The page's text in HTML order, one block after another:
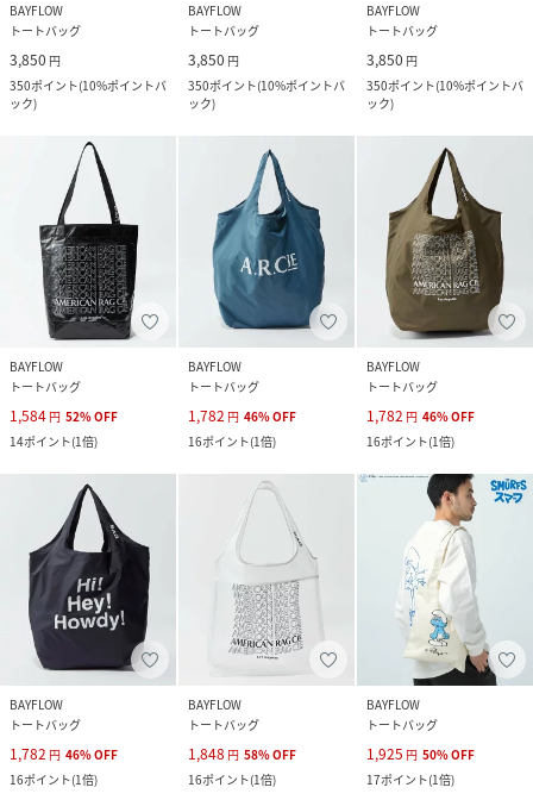
BAYFLOW
トートバッグ
3,850 円
350ポイント(10%ポイントバ
ック)
BAYFLOW
トートバッグ
3,850 円
350ポイント(10%ポイントバ
ック)
BAYFLOW
トートバッグ
3,850 円
350ポイント(10%ポイントバ
ック)
BAYFLOW
トートバッグ
1,584 円 52%OFF
14ポイント(1倍)
BAYFLOW
トートバッグ
1,782 円 46%OFF
16ポイント(1倍)
BAYFLOW
トートバッグ
1,782 円 46%OFF
16ポイント(1倍)
BAYFLOW
トートバッグ
1,782 円 46%OFF
16ポイント(1倍)
BAYFLOW
トートバッグ
1,848 円 58%OFF
16ポイント(1倍)
BAYFLOW
トートバッグ
1,925 円 50%OFF
17ポイント(1倍)